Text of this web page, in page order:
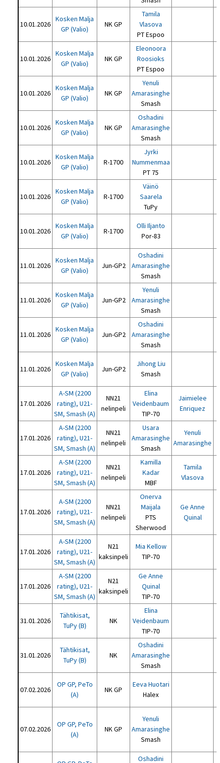
10.01.2026
Kosken Malja
GP (Valio)
NK GP
Tamila
Vlasova
PT Espoo
10.01.2026
Kosken Malja
GP (Valio)
NK GP
Eleonoora
Roosioks
PT Espoo
10.01.2026
Kosken Malja
GP (Valio)
NK GP
Yenuli
Amarasinghe
Smash
10.01.2026
Kosken Malja
GP (Valio)
NK GP
Oshadini
Amarasinghe
Smash
10.01.2026
Kosken Malja
GP (Valio)
R-1700
Jyrki
Nummenmaa
PT 75
10.01.2026
Kosken Malja
GP (Valio)
R-1700
Väinö
Saarela
TuPy
10.01.2026
Kosken Malja
GP (Valio)
R-1700
Olli Iljanto
Por-83
11.01.2026
Kosken Malja
GP (Valio)
Jun-GP2
Oshadini
Amarasinghe
Smash
11.01.2026
Kosken Malja
GP (Valio)
Jun-GP2
Yenuli
Amarasinghe
Smash
11.01.2026
Kosken Malja
GP (Valio)
Jun-GP2
Oshadini
Amarasinghe
Smash
11.01.2026
Kosken Malja
GP (Valio)
Jun-GP2
Jihong Liu
Smash
17.01.2026
A-SM (2200
rating), U21-
SM, Smash (A)
NN21
nelinpeli
Elina
Veidenbaum
TIP-70
Jaimielee
Enriquez
17.01.2026
A-SM (2200
rating), U21-
SM, Smash (A)
NN21
nelinpeli
Usara
Amarasinghe
Smash
Yenuli
Amarasinghe
17.01.2026
A-SM (2200
rating), U21-
SM, Smash (A)
NN21
nelinpeli
Kamilla
Kadar
MBF
Tamila
Vlasova
17.01.2026
A-SM (2200
rating), U21-
SM, Smash (A)
NN21
nelinpeli
Onerva
Maijala
PTS
Sherwood
Ge Anne
Quinal
17.01.2026
A-SM (2200
rating), U21-
SM, Smash (A)
N21
kaksinpeli
Mia Kellow
TIP-70
17.01.2026
A-SM (2200
rating), U21-
SM, Smash (A)
N21
kaksinpeli
Ge Anne
Quinal
TIP-70
31.01.2026
Tähtikisat,
TuPy (B)
NK
Elina
Veidenbaum
TIP-70
31.01.2026
Tähtikisat,
TuPy (B)
NK
Oshadini
Amarasinghe
Smash
07.02.2026
OP GP, PeTo
(A)
NK GP
Eeva Huotari
Halex
07.02.2026
OP GP, PeTo
(A)
NK GP
Yenuli
Amarasinghe
Smash
Oshadini